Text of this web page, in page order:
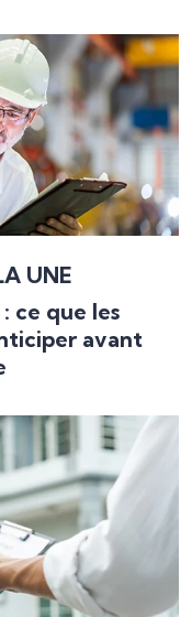
UNE
ce que les
avant